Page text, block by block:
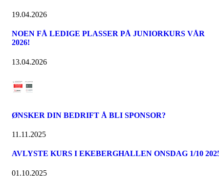
19.04.2026
NOEN FÅ LEDIGE PLASSER PÅ JUNIORKURS VÅR
2026!
13.04.2026
ØNSKER DIN BEDRIFT Å BLI SPONSOR?
11.11.2025
AVLYSTE KURS I EKEBERGHALLEN ONSDAG 1/10
01.10.2025